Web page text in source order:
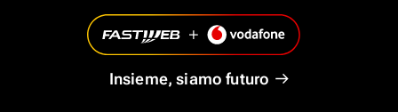
Insieme, siamo futuro